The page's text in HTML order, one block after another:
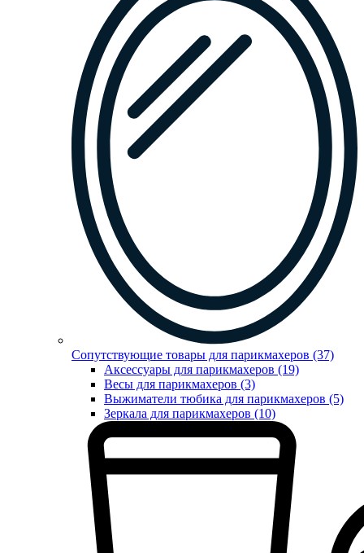
Сопутствующие товары для парикмахеров (37)
Аксессуары для парикмахеров (19)
Весы для парикмахеров (3)
Выжиматели тюбика для парикмахеров (5)
Зеркала для парикмахеров (10)